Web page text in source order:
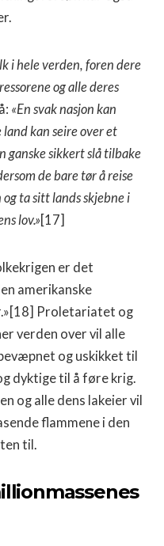
i hele verden, foren dere
og alle deres
«En svak nasjon kan
kan seire over et
ganske sik­kert slå tilbake
de bare tør å reise
ta sitt lands skjebne i
lov.» [17]
er det
amerikanske
Proletariatet og
verden over vil alle
og uskikket til
dyktige til å føre krig.
og alle dens lakeier vil
flammene i den
til.